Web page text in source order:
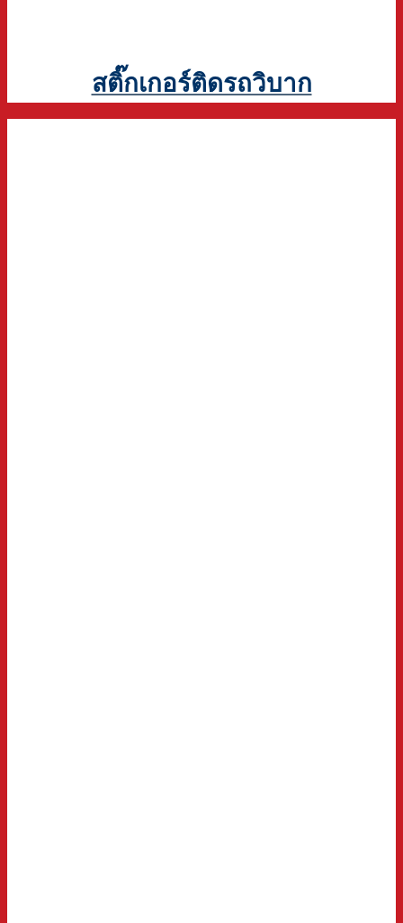
สติ๊กเกอร์ติดรถวิบาก